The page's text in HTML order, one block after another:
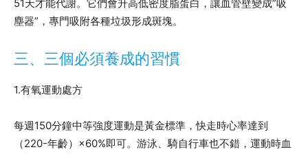
51天才能代謝。它們會升高低密度脂蛋白，讓血管壁變成”吸
塵器”，專門吸附各種垃圾形成斑塊。
三、三個必須養成的習慣
1.有氧運動處方
每週150分鐘中等強度運動是黃金標準，快走時心率達到
（220-年齡）×60%即可。游泳、騎自行車也不錯，運動時血